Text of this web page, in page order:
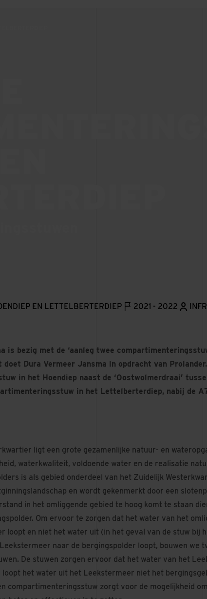
EN LETTELBERTERDIEP 2021 - 2022
is bezig met de ‘aanleg twee
Dura Vermeer Jansma in opdracht van Prolander.
in het Hoendiep naast de ‘Oostwolmerdraai’
in het Lettelberterdiep, nabij de
ligt een grote gezamenlijke natuur- en
waterkwaliteit, voldoende water en de realisatie
is als gebied onderdeel van het Zuidelijk
en wordt gekenmerkt door een
in het omliggende gebied te hoog komt te staan
Om ervoor te zorgen dat het water van het
loopt en niet het water uit (in het geval van de stuw bij
naar de bergingspolder loopt, bouwen we
De stuwen zorgen ervoor dat het water van het
het water uit het Leekstermeer niet het
compartimenteringsstuw zorgt voor de mogelijkheid om